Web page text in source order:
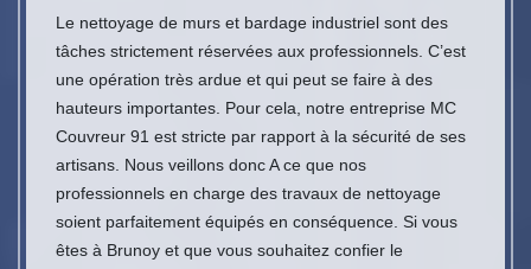
Le nettoyage de murs et bardage industriel sont des
tâches strictement réservées aux professionnels. C’est
une opération très ardue et qui peut se faire à des
hauteurs importantes. Pour cela, notre entreprise MC
Couvreur 91 est stricte par rapport à la sécurité de ses
artisans. Nous veillons donc A ce que nos
professionnels en charge des travaux de nettoyage
soient parfaitement équipés en conséquence. Si vous
êtes à Brunoy et que vous souhaitez confier le